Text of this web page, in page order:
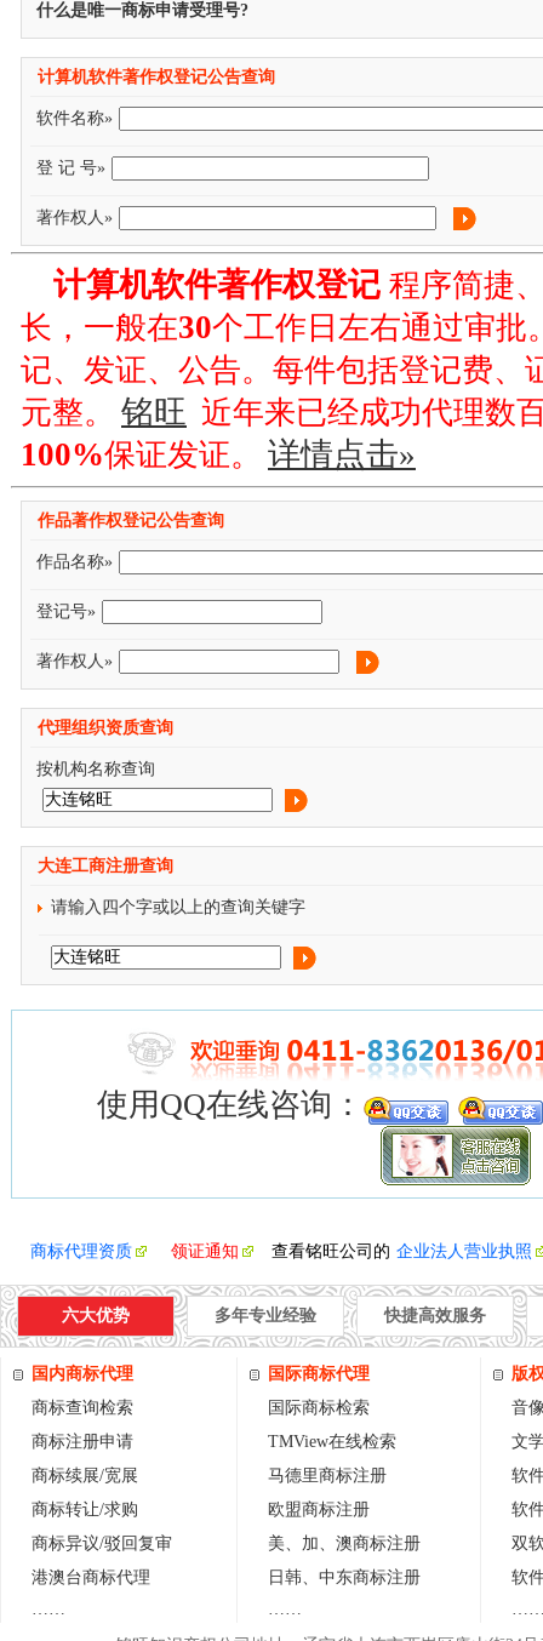
什么是唯一商标申请受理号?
计算机软件著作权登记公告查询
软件名称»
登 记 号»
著作权人»
计算机软件著作权登记 程序简捷
长，一般在30个工作日左右通过审批
记、发证、公告。每件包括登记费、
元整。
铭旺 近年来已经成功代理数
100%保证发证。 详情点击»
作品著作权登记公告查询
作品名称»
登记号»
著作权人»
代理组织资质查询
按机构名称查询
大连工商注册查询
请输入四个字或以上的查询关键字
使用QQ在线咨询：
商标代理资质 领证通知 查看铭旺公司的 企业法人营业执照
六大优势 多年专业经验 快捷高效服务
国内商标代理
商标查询检索
商标注册申请
商标续展/宽展
商标转让/求购
商标异议/驳回复审
港澳台商标代理
……
国际商标代理
国际商标检索
TMView在线检索
马德里商标注册
欧盟商标注册
美、加、澳商标注册
日 韩、中东商标注册
……
版
音
文
软
软
双
软